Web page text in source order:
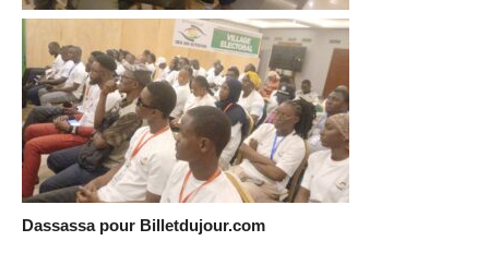
Dassassa pour Billetdujour.com